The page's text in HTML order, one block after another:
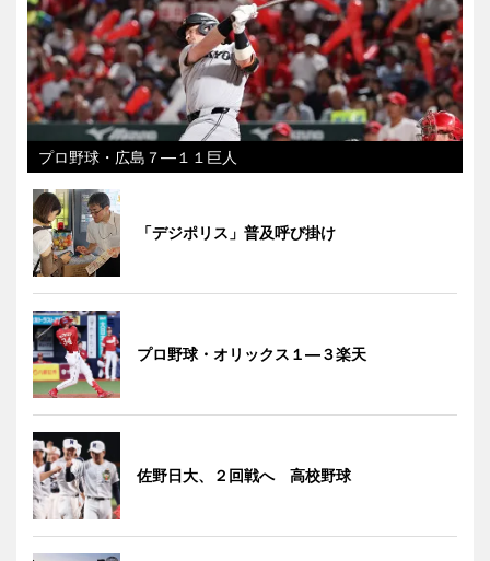
プロ野球・広島７―１１巨人
「デジポリス」普及呼び掛け
プロ野球・オリックス１―３楽天
佐野日大、２回戦へ 高校野球